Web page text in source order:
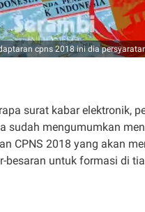
cpns 2018 ini dia
surat kabar elektronik,
sudah mengumumkan
CPNS 2018 yang akan
besaran untuk formasi di